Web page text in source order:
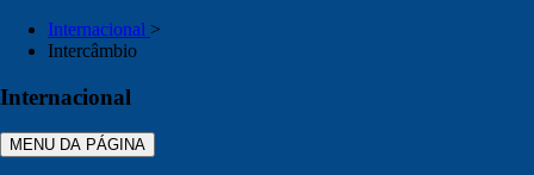
Internacional >
Intercâmbio
Internacional
MENU DA PÁGINA